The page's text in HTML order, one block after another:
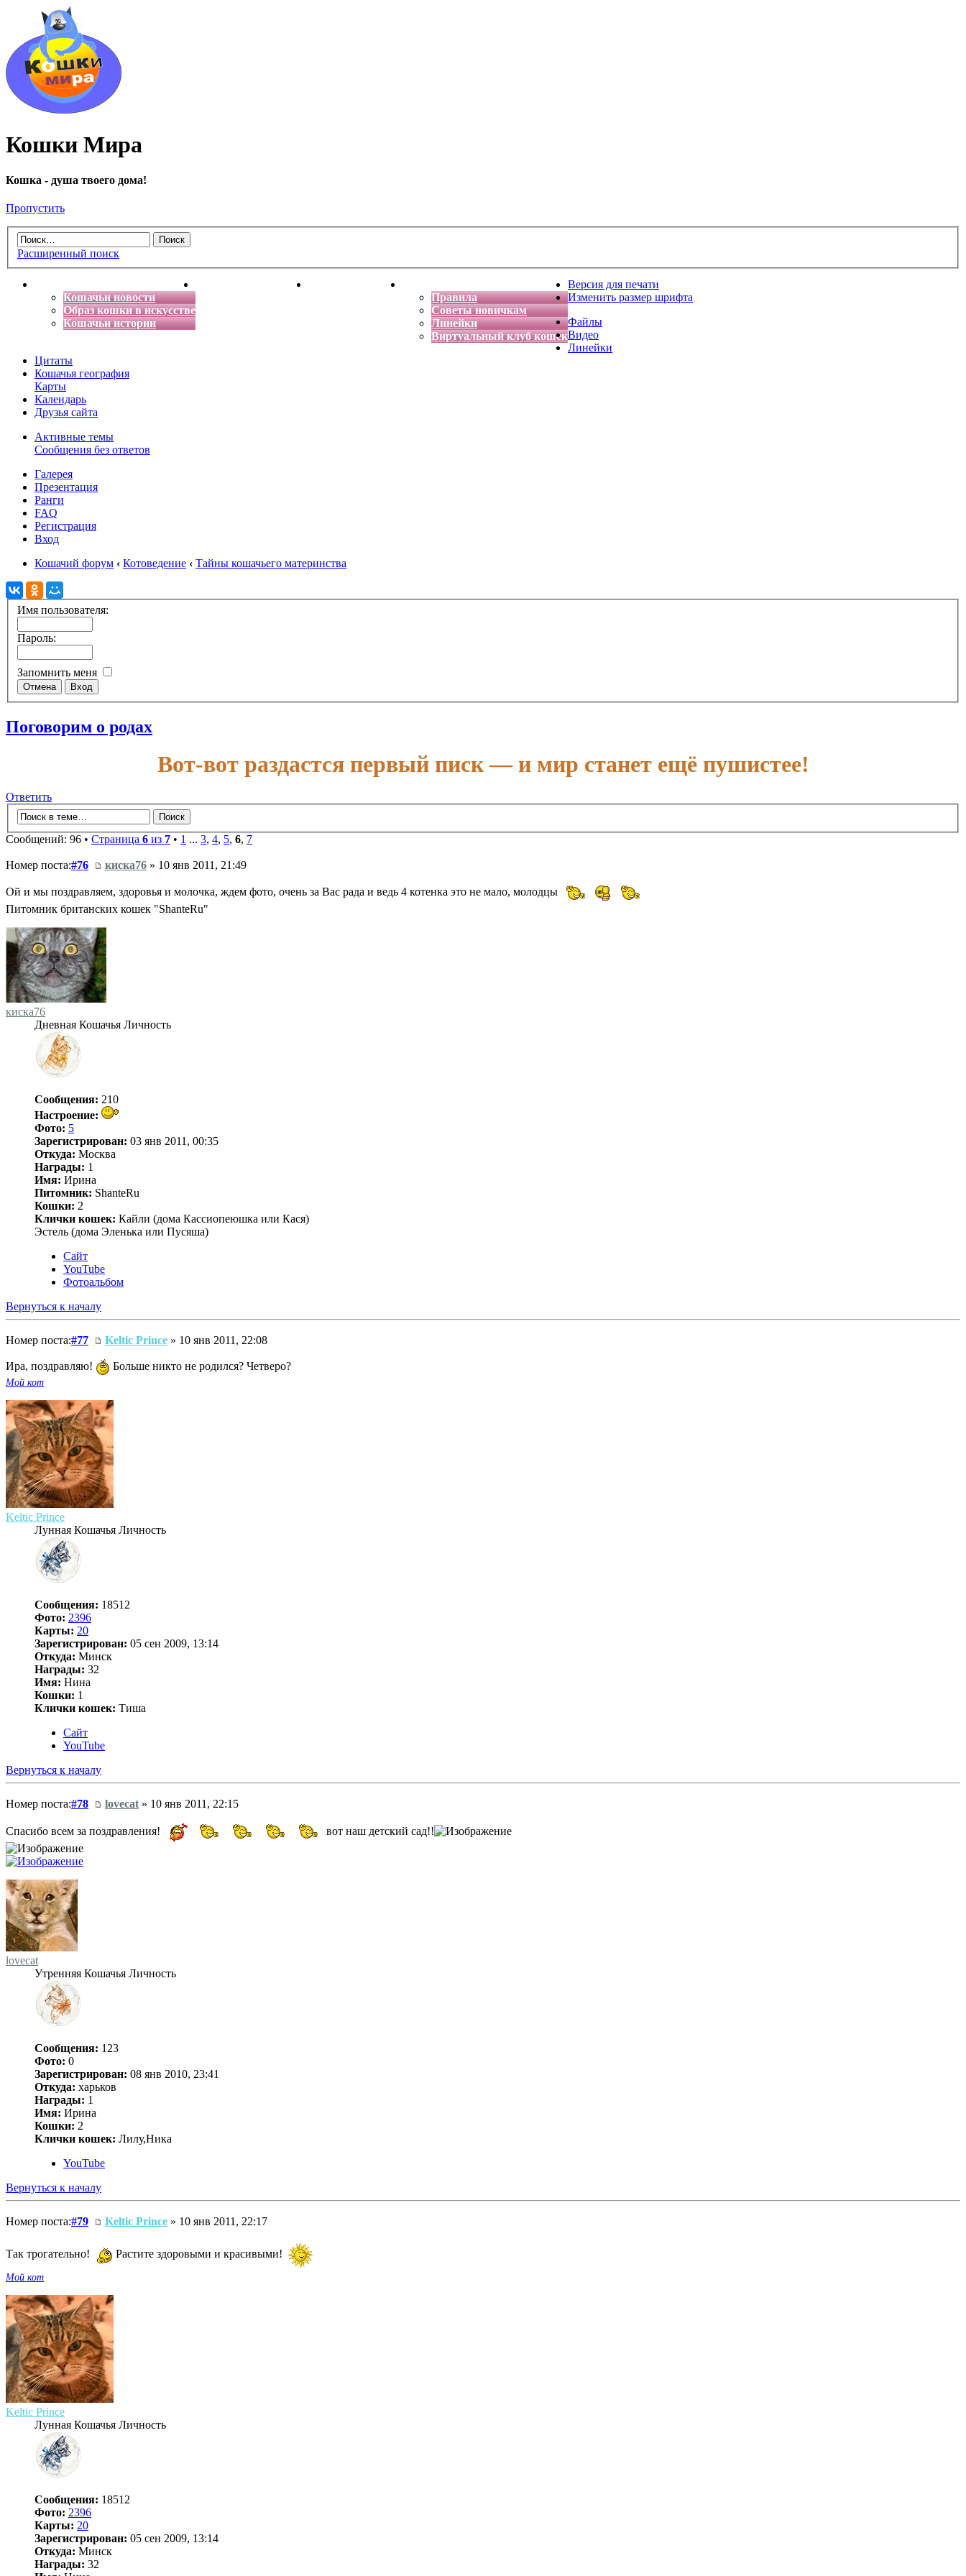
Кошки Мира
Кошка - душа твоего дома!
Пропустить
Расширенный поиск
Кошачьи новости
Образ кошки в искусстве
Кошачьи истории
Энциклопедия кошек Детская фантазия
Правила
Советы новичкам
Линейки
Виртуальный клуб кошек
Версия для печати
Изменить размер шрифта
Файлы
Видео
Линейки
Цитаты
Кошачья география
Карты
Календарь
Друзья сайта
Активные темы
Сообщения без ответов
Галерея
Презентация
Ранги
FAQ
Регистрация
Вход
Кошачий форум ‹ Котоведение ‹ Тайны кошачьего материнства
Имя пользователя:
Пароль:
Запомнить меня
Поговорим о родах
Вот-вот раздастся первый писк — и мир станет ещё пушистее!
Ответить
Сообщений: 96 • Страница 6 из 7 • 1 ... 3, 4, 5, 6, 7
Номер поста:#76 киска76 » 10 янв 2011, 21:49
Ой и мы поздравляем, здоровья и молочка, ждем фото, очень за Вас рада и ведь 4 котенка это не мало, молодцы
Питомник британских кошек "ShanteRu"
киска76
Дневная Кошачья Личность
Сообщения: 210
Настроение:
Фото: 5
Зарегистрирован: 03 янв 2011, 00:35
Откуда: Москва
Награды: 1
Имя: Ирина
Питомник: ShanteRu
Кошки: 2
Клички кошек: Кайли (дома Каcсиопеюшка или Кася)
Эстель (дома Эленька или Пусяша)
Сайт
YouTube
Фотоальбом
Вернуться к началу
Номер поста:#77 Keltic Prince » 10 янв 2011, 22:08
Ира, поздравляю! Больше никто не родился? Четверо?
Мой кот
Keltic Prince
Лунная Кошачья Личность
Сообщения: 18512
Фото: 2396
Карты: 20
Зарегистрирован: 05 сен 2009, 13:14
Откуда: Минск
Награды: 32
Имя: Нина
Кошки: 1
Клички кошек: Тиша
Сайт
YouTube
Вернуться к началу
Номер поста:#78 lovecat » 10 янв 2011, 22:15
Спасибо всем за поздравления! вот наш детский сад!!
lovecat
Утренняя Кошачья Личность
Сообщения: 123
Фото: 0
Зарегистрирован: 08 янв 2010, 23:41
Откуда: харьков
Награды: 1
Имя: Ирина
Кошки: 2
Клички кошек: Лилу,Ника
YouTube
Вернуться к началу
Номер поста:#79 Keltic Prince » 10 янв 2011, 22:17
Так трогательно! Растите здоровыми и красивыми!
Мой кот
Keltic Prince
Лунная Кошачья Личность
Сообщения: 18512
Фото: 2396
Карты: 20
Зарегистрирован: 05 сен 2009, 13:14
Откуда: Минск
Награды: 32